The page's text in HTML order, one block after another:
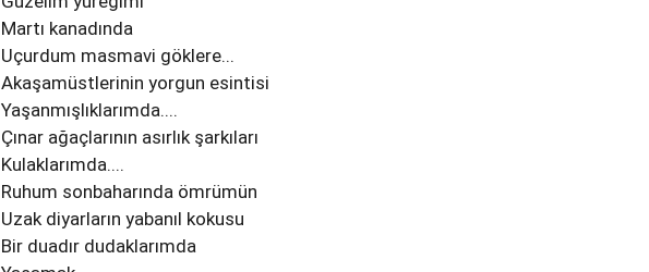
Martı kanadında
Uçurdum masmavi göklere...
Akaşamüstlerinin yorgun esintisi
Yaşanmışlıklarımda....
Çınar ağaçlarının asırlık şarkıları
Kulaklarımda....
Ruhum sonbaharında ömrümün
Uzak diyarların yabanıl kokusu
Bir duadır dudaklarımda